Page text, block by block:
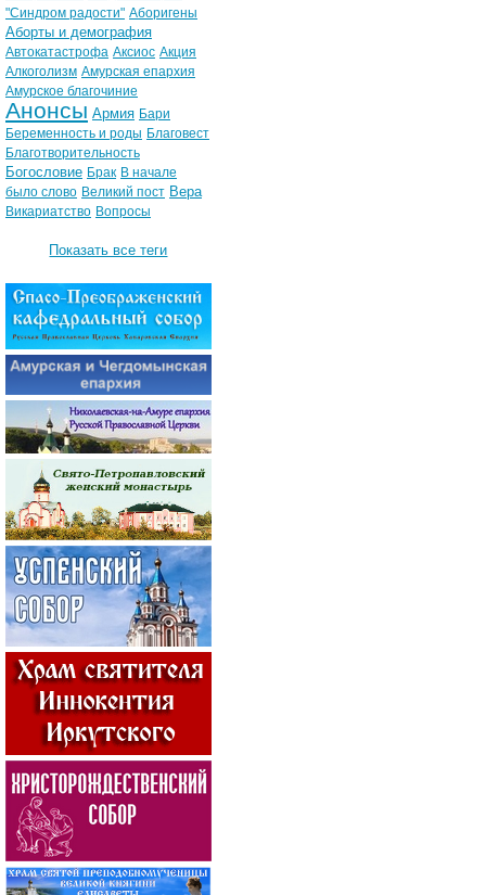
"Синдром радости" Аборигены
Аборты и демография
Автокатастрофа Аксиос Акция
Алкоголизм Амурская епархия
Амурское благочиние
Анонсы Армия Бари
Беременность и роды Благовест
Благотворительность
Богословие Брак В начале
было слово Великий пост Вера
Викариатство Вопросы
Показать все теги